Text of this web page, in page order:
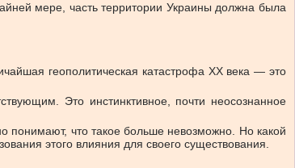
мере, часть территории Украины должна была
геополитическая катастрофа ХХ века — это
Это инстинктивное, почти неосознанное
понимают, что такое больше невозможно. Но какой
этого влияния для своего существования.